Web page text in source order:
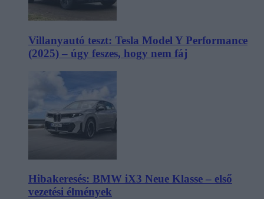
Villanyautó teszt: Tesla Model Y Performance
(2025) – úgy feszes, hogy nem fáj
Hibakeresés: BMW iX3 Neue Klasse – első
vezetési élmények